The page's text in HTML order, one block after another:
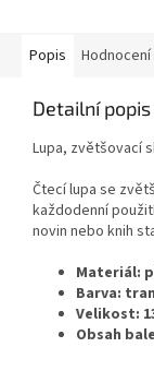
Popis Hodnocení
Detailní
Lupa, zvětšovací
Čtecí lupa se
každodenní
novin nebo knih
Materiál:
Barva:
Velikost:
Obsah